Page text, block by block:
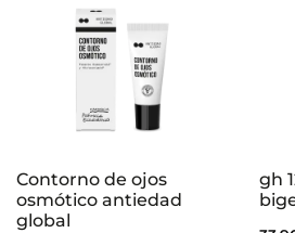
Contorno de ojos
osmótico antiedad
global
gh